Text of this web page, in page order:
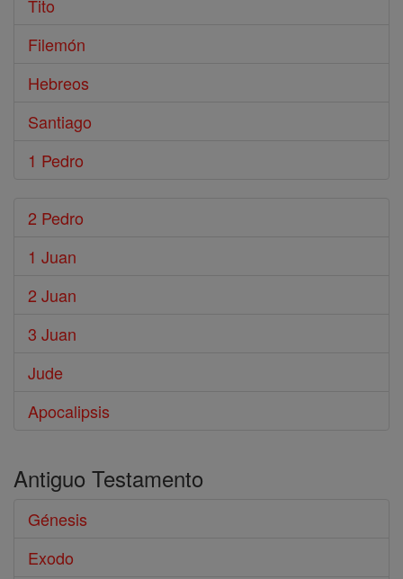
Tito
Filemón
Hebreos
Santiago
1 Pedro
2 Pedro
1 Juan
2 Juan
3 Juan
Jude
Apocalipsis
Antiguo Testamento
Génesis
Exodo